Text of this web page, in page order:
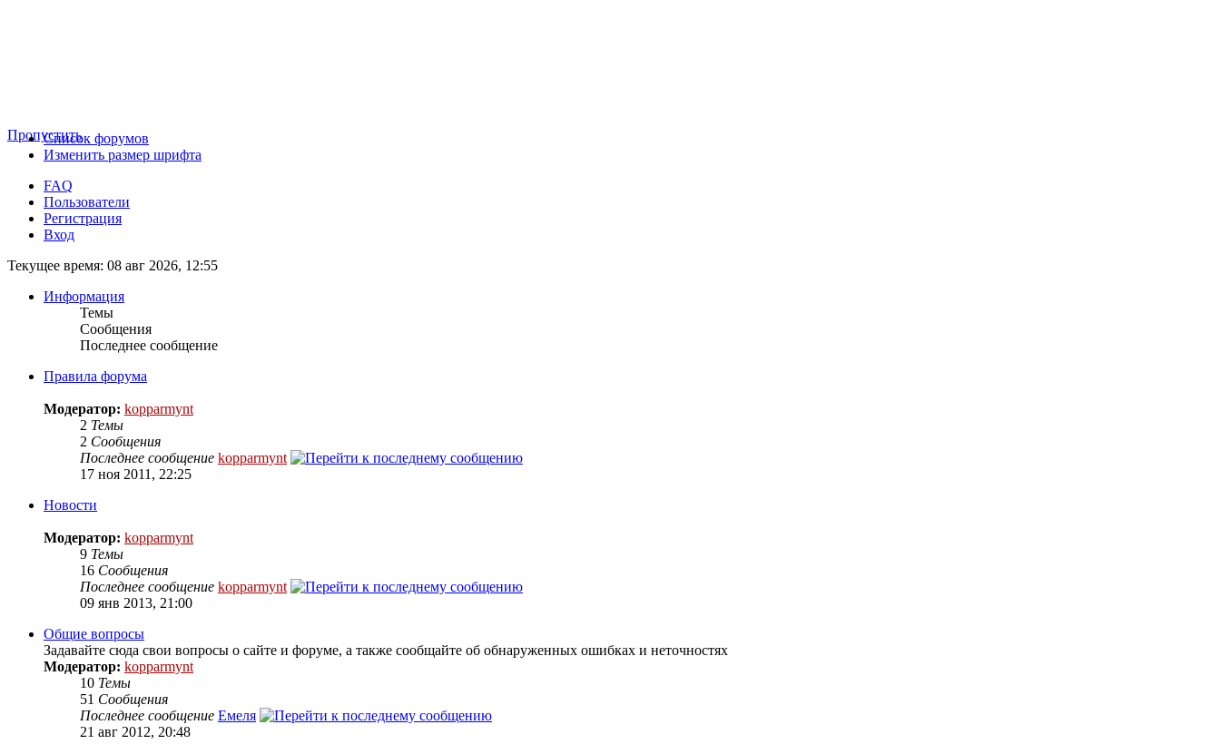
ПропуститьСписок форумов
Изменить размер шрифта
FAQ
Пользователи
Регистрация
Вход
Текущее время: 08 авг 2026, 12:55
Информация
Темы
Сообщения
Последнее сообщение
Правила форума
Модератор: kopparmynt
2 Темы
2 Сообщения
Последнее сообщение kopparmynt
17 ноя 2011, 22:25
Новости
Модератор: kopparmynt
9 Темы
16 Сообщения
Последнее сообщение kopparmynt
09 янв 2013, 21:00
Общие вопросы
Задавайте сюда свои вопросы о сайте и форуме, а также сообщайте об обнаруженных ошибках и неточностях
Модератор: kopparmynt
10 Темы
51 Сообщения
Последнее сообщение Емеля
21 авг 2012, 20:48